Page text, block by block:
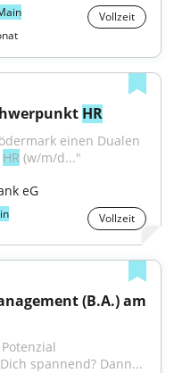
Vollzeit
HR
einen Dualen
HR (w/m/d..."
eG
Vollzeit
(B.A.) am
spannend? Dann...